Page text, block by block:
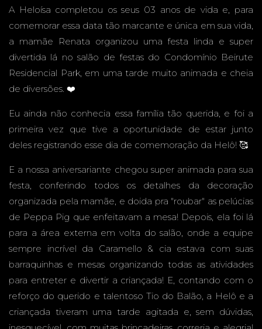
FESTA
NO
CONDO
MÍNIO -
A Heloísa completou os seus 03 anos de vida e, para
comemorar essa data tão marcante e única em sua vida,
a mamãe Renata organizou uma festa linda e super
divertida lá no salão de festas do Condomínio Beirute
Residencial Park, em uma tarde muito animada e cheia
de diversões. ❤️
Eu ainda não conhecia essa família tão querida, e foi a
primeira vez que tive a oportunidade de estar junto
deles registrando esse dia de comemoração da Helô! 🥰
E a nossa aniversariante chegou super animada para sua
festa, conferindo todos os detalhes da decoração
organizada pela mamãe, e doida pra "roubar" as pelúcias
de Peppa Pig que enfeitavam a mesa! Depois, ela foi lá
para a área externa em volta do salão, onde a equipe
sempre incrível da Caramello & cia estava com suas
barraquinhas e mesas organizando todas as atividades
para entreter e divertir a criançada! E, contando com o
reforço do querido e talentoso Tio do Balão, a Helô e a
criançada tiveram uma tarde agitada e, sem dúvidas,